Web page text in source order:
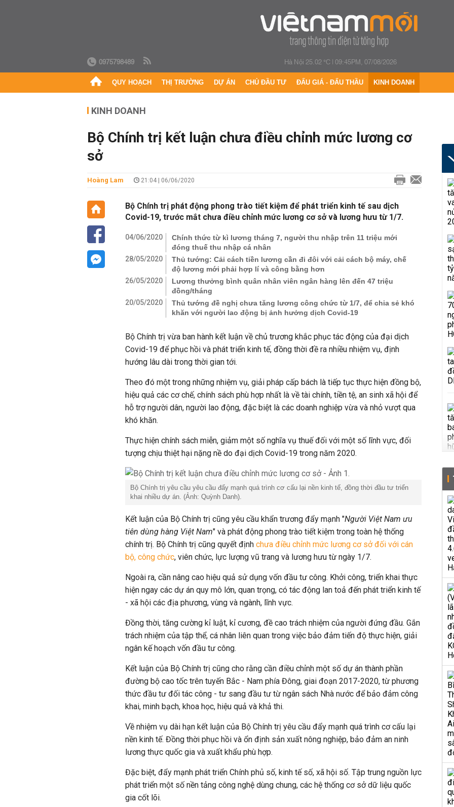
0975798489 Hà Nội 25.02 °C|09:45PM, 07/08/2026
QUY HOẠCH THỊ TRƯỜNG DỰ ÁN CHỦ ĐẦU TƯ ĐẤU GIÁ - ĐẤU THẦU KINH DOANH
KINH DOANH
Bộ Chính trị kết luận chưa điều chỉnh mức lương cơ
sở
Hoàng Lam 21:04 | 06/06/2020
Bộ Chính trị phát động phong trào tiết kiệm để phát triển kinh tế sau dịch
Covid-19, trước mắt chưa điều chỉnh mức lương cơ sở và lương hưu từ 1/7.
04/06/2020
Chính thức từ kì lương tháng 7, người thu nhập trên 11 triệu mới
đóng thuế thu nhập cá nhân
28/05/2020
Thủ tướng: Cải cách tiền lương cần đi đôi với cải cách bộ máy, chế
độ lương mới phải hợp lí và công bằng hơn
26/05/2020
Lương thưởng bình quân nhân viên ngân hàng lên đến 47 triệu
đồng/tháng
20/05/2020
Thủ tướng đề nghị chưa tăng lương công chức từ 1/7, để chia sẻ khó
khăn với người lao động bị ảnh hưởng dịch Covid-19
Bộ Chính trị vừa ban hành kết luận về chủ trương khắc phục tác động của đại dịch
Covid-19 để phục hồi và phát triển kinh tế, đồng thời đề ra nhiều nhiệm vụ, định
hướng lâu dài trong thời gian tới.
Theo đó một trong những nhiệm vụ, giải pháp cấp bách là tiếp tục thực hiện đồng bộ,
hiệu quả các cơ chế, chính sách phù hợp nhất là về tài chính, tiền tệ, an sinh xã hội để
hỗ trợ người dân, người lao động, đặc biệt là các doanh nghiệp vừa và nhỏ vượt qua
khó khăn.
Thực hiện chính sách miễn, giảm một số nghĩa vụ thuế đối với một số lĩnh vực, đối
tượng chịu thiệt hại nặng nề do đại dịch Covid-19 trong năm 2020.
Bộ Chính trị yêu cầu yêu cầu đẩy mạnh quá trình cơ cấu lại nền kinh tế, đồng thời đầu tư triển
khai nhiều dự án. (Ảnh: Quỳnh Danh).
Kết luận của Bộ Chính trị cũng yêu cầu khẩn trương đẩy mạnh "Người Việt Nam ưu
tiên dùng hàng Việt Nam" và phát động phong trào tiết kiệm trong toàn hệ thống
chính trị. Bộ Chính trị cũng quyết định chưa điều chỉnh mức lương cơ sở đối với cán
bộ, công chức, viên chức, lực lượng vũ trang và lương hưu từ ngày 1/7.
Ngoài ra, cần nâng cao hiệu quả sử dụng vốn đầu tư công. Khởi công, triển khai thực
hiện ngay các dự án quy mô lớn, quan trọng, có tác động lan toả đến phát triển kinh tế
- xã hội các địa phương, vùng và ngành, lĩnh vực.
Đồng thời, tăng cường kỉ luật, kỉ cương, đề cao trách nhiệm của người đứng đầu. Gắn
trách nhiệm của tập thể, cá nhân liên quan trong việc bảo đảm tiến độ thực hiện, giải
ngân kế hoạch vốn đầu tư công.
Kết luận của Bộ Chính trị cũng cho rằng cần điều chỉnh một số dự án thành phần
đường bộ cao tốc trên tuyến Bắc - Nam phía Đông, giai đoạn 2017-2020, từ phương
thức đầu tư đối tác công - tư sang đầu tư từ ngân sách Nhà nước để bảo đảm công
khai, minh bạch, khoa học, hiệu quả và khả thi.
Về nhiệm vụ dài hạn kết luận của Bộ Chính trị yêu cầu đẩy mạnh quá trình cơ cấu lại
nền kinh tế. Đồng thời phục hồi và ổn định sản xuất nông nghiệp, bảo đảm an ninh
lương thực quốc gia và xuất khẩu phù hợp.
Đặc biệt, đẩy mạnh phát triển Chính phủ số, kinh tế số, xã hội số. Tập trung nguồn lực
phát triển một số nền tảng công nghệ dùng chung, các hệ thống cơ sở dữ liệu quốc
gia cốt lõi.